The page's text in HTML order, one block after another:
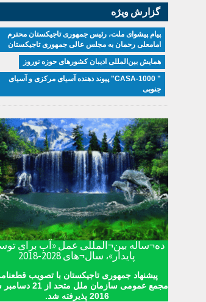
گزارش ویژه
پیام پیشوای ملت، رئیس جمهوری تاجیکستان محترم
امامعلی رحمان به مجلس عالی جمهوری تاجیکستان
همایش بین‌المللی ادیبان کشور‌های حوزه نوروز
" CASA-1000" پیوند دهنده آسیای مرکزی و آسیای
جنوبی
ده¬ساله بین¬المللی عمل «آب برای
پایدار»، سال¬های 2028-2018
پیشنهاد جمهوری تاجیکستان با تصویب
مجمع عمومی سازمان ملل متحد
2016 پذیرفته شد.